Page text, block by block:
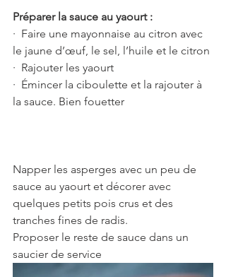
Préparer la sauce au yaourt :
·  Faire une mayonnaise au citron avec
le jaune d’œuf, le sel, l’huile et le citron
·  Rajouter les yaourt
·  Émincer la ciboulette et la rajouter à
la sauce. Bien fouetter
Napper les asperges avec un peu de
sauce au yaourt et décorer avec
quelques petits pois crus et des
tranches fines de radis.
Proposer le reste de sauce dans un
saucier de service